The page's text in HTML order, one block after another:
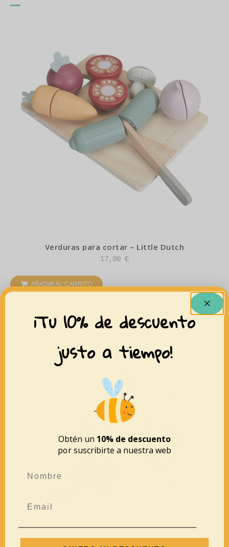
Verduras para cortar – Little Dutch
17,99 €
AÑADIR AL CARRITO
Cubo de actividades – Forest friends – Little Dutch
¡Tu 10% de descuento
justo a tiempo!
Obtén un 10% de descuento
por suscribirte a nuestra web